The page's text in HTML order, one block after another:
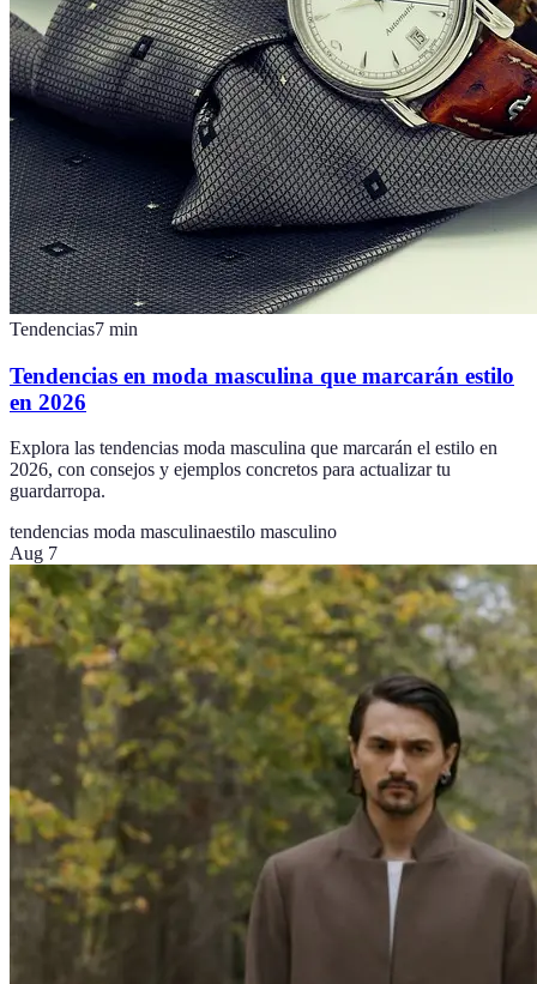
Tendencias7 min
Tendencias en moda masculina que marcarán estilo
en 2026
Explora las tendencias moda masculina que marcarán el estilo en
2026, con consejos y ejemplos concretos para actualizar tu
guardarropa.
tendencias moda masculinaestilo masculino
Aug 7